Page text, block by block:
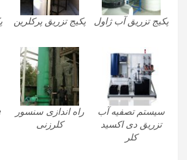
پکیج تزریق آب ژاول پکیج تزریق پرکلرین
سیستم تصفیه آب
تزریق دی اکسید
کلر
راه اندازی سنسور
کلرزنی